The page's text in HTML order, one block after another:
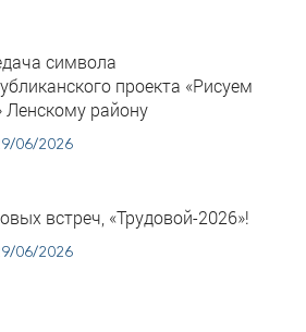
символа
проекта «Рисуем
Ленскому району
06/2026
встреч, «Трудовой-2026»!
06/2026